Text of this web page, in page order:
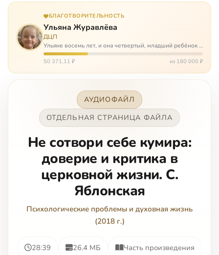
БЛАГОТВОРИТЕЛЬНОСТЬ
Ульяна Журавлёва
ДЦП
Ульяне восемь лет, и она четвертый, младший ребёнок в
многодетной семье. И с самого рождения Ульяну лечат.
Несколько операций, ежедневные процедуры,
50 371,11 ₽ из 180 000 ₽
АУДИОФАЙЛ
ОТДЕЛЬНАЯ СТРАНИЦА ФАЙЛА
Не сотвори себе кумира:
доверие и критика в
церковной жизни. С.
Яблонская
Психологические проблемы и духовная жизнь
(2018 г.)
28:39 26.4 МБ Часть произведения